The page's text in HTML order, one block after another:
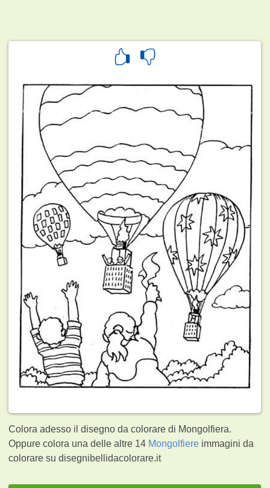
Colora adesso il disegno da colorare di Mongolfiera.
Oppure colora una delle altre 14 Mongolfiere immagini da
colorare su disegnibellidacolorare.it